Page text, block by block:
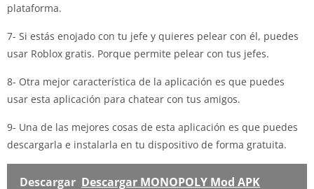
plataforma.
7- Si estás enojado con tu jefe y quieres pelear con él, puedes
usar Roblox gratis. Porque permite pelear con tus jefes.
8- Otra mejor característica de la aplicación es que puedes
usar esta aplicación para chatear con tus amigos.
9- Una de las mejores cosas de esta aplicación es que puedes
descargarla e instalarla en tu dispositivo de forma gratuita.
Descargar Descargar MONOPOLY Mod APK